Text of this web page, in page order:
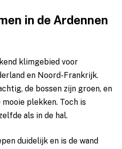
in de Ardennen
klimgebied voor
en Noord-Frankrijk.
de bossen zijn groen, en
plekken. Toch is
als in de hal.
duidelijk en is de wand